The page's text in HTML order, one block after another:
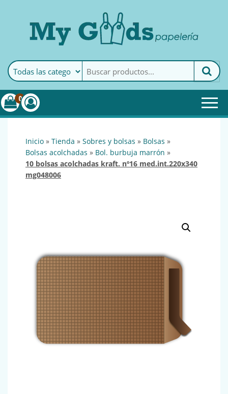
MyGoods · PapeleríaMy Goods es tu papelería
online de confianza. Podrás
encontrar todo lo necesario
0
inicio » tienda » sobres y bolsas » bolsas »
bolsas acolchadas » bol. burbuja marrón »
10 bolsas acolchadas kraft. nº16 med.int.220x340
mg048006